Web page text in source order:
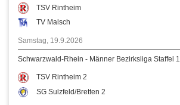
TSV Rintheim
TV Malsch
Samstag, 19.9.2026
Schwarzwald-Rhein - Männer Bezirksliga Staffel 1
TSV Rintheim 2
SG Sulzfeld/Bretten 2